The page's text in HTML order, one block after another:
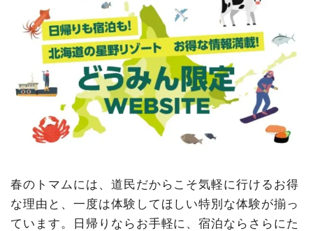
春のトマムには、道民だからこそ気軽に行けるお得
な理由と、一度は体験してほしい特別な体験が揃っ
ています。日帰りならお手軽に、宿泊ならさらにた